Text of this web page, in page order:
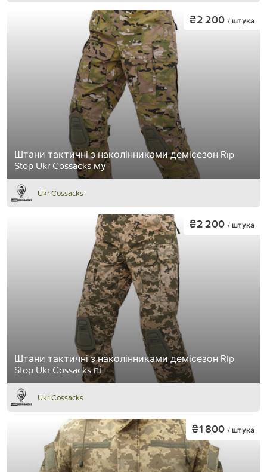
Штани тактичні з наколінниками демісезон Rip
Stop Ukr Cossacks му
₴2 200 / штука
Ukr Cossacks
Штани тактичні з наколінниками демісезон Rip
Stop Ukr Cossacks пі
₴2 200 / штука
Ukr Cossacks
₴1 800 / штука